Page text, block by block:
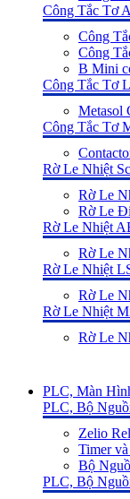
Công Tắc Tơ
Công
Công
B Mini
Công Tắc Tơ
Metasol
Công Tắc Tơ
Rờ Le Nhiệt
Rờ Le
Rờ Le
Rờ Le Nhiệt
Rờ Le
Rờ Le Nhiệt
Rờ Le
Rờ Le Nhiệt
Rờ Le
PLC, Màn
PLC, Bộ
Zelio
Timer
Bộ
PLC, Bộ